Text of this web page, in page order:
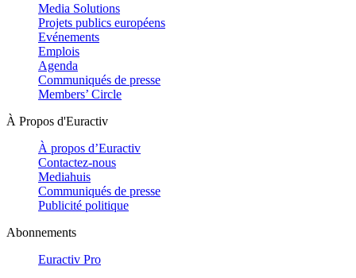
Media Solutions
Projets publics européens
Evénements
Emplois
Agenda
Communiqués de presse
Members’ Circle
À Propos d'Euractiv
À propos d’Euractiv
Contactez-nous
Mediahuis
Communiqués de presse
Publicité politique
Abonnements
Euractiv Pro